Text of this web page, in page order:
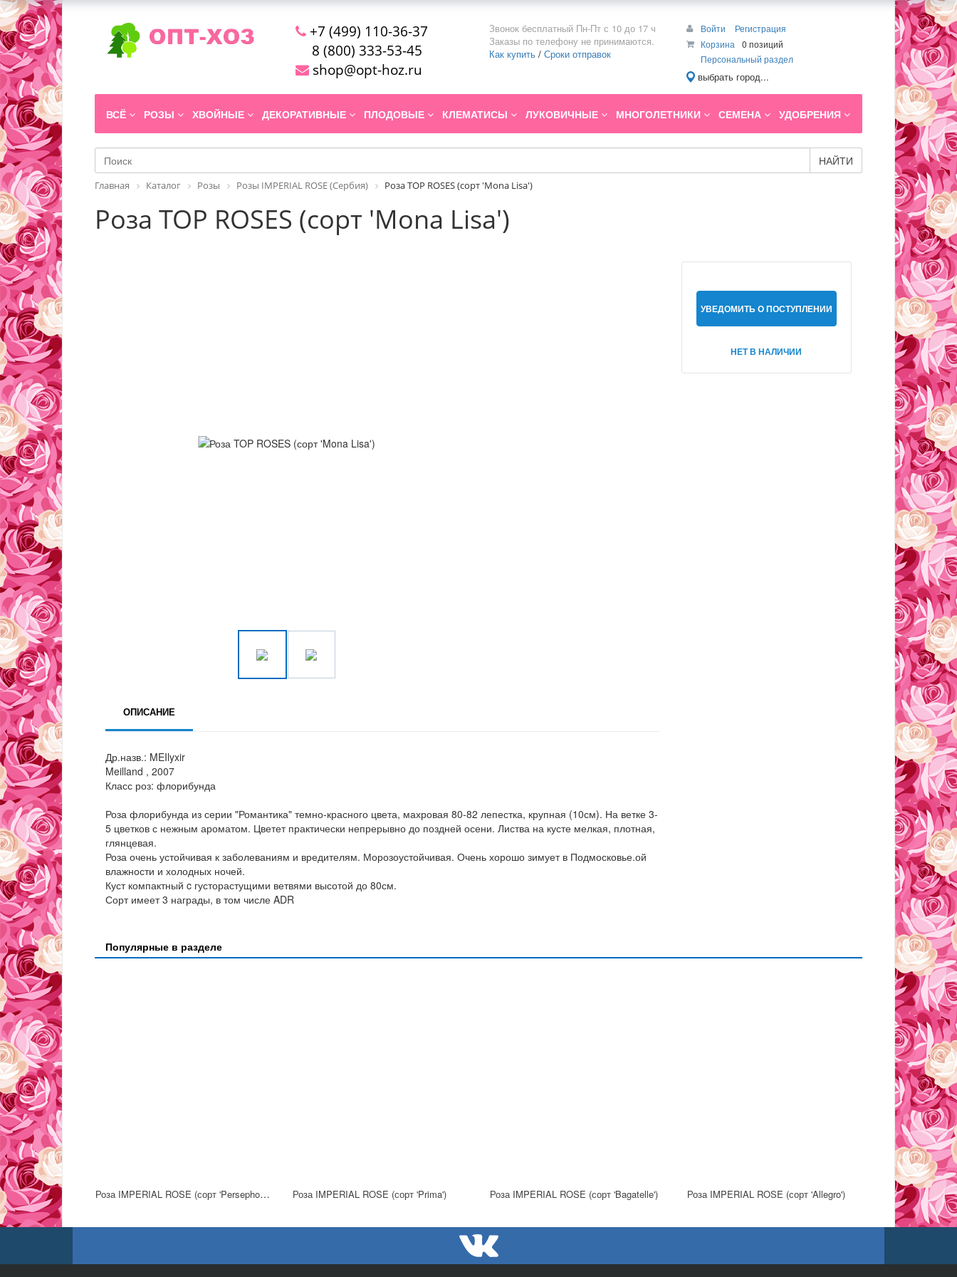
+7 (499) 110-36-37
8 (800) 333-53-45
shop@opt-hoz.ru
Звонок бесплатный Пн-Пт с 10 до 17 ч
Заказы по телефону не принимаются.
Как купить / Сроки отправок
Войти
Регистрация
Корзина
0 позиций
Персональный раздел
выбрать город...
ВСЁ РОЗЫ ХВОЙНЫЕ ДЕКОРАТИВНЫЕ ПЛОДОВЫЕ КЛЕМАТИСЫ ЛУКОВИЧНЫЕ МНОГОЛЕТНИКИ СЕМЕНА УДОБРЕНИЯ
НАЙТИ
Главная Каталог Розы Розы IMPERIAL ROSE (Сербия) Роза TOP ROSES (сорт 'Mona Lisa')
Роза TOP ROSES (сорт 'Mona Lisa')
УВЕДОМИТЬ О ПОСТУПЛЕНИИ
НЕТ В НАЛИЧИИ
ОПИСАНИЕ
Др.назв.: MEIlyxir
Meilland , 2007
Класс роз: флорибунда
Роза флорибунда из серии "Романтика" темно-красного цвета, махровая 80-82 лепестка, крупная (10см). На ветке 3-
5 цветков с нежным ароматом. Цветет практически непрерывно до поздней осени. Листва на кусте мелкая, плотная,
глянцевая.
Роза очень устойчивая к заболеваниям и вредителям. Морозоустойчивая. Очень хорошо зимует в Подмосковье.ой
влажности и холодных ночей.
Куст компактный c густорастущими ветвями высотой до 80см.
Сорт имеет 3 награды, в том числе ADR
Популярные в разделе
Роза IMPERIAL ROSE (сорт 'Persephony') Роза IMPERIAL ROSE (сорт 'Prima') Роза IMPERIAL ROSE (сорт 'Bagatelle') Роза IMPERIAL ROSE (сорт 'Allegro')